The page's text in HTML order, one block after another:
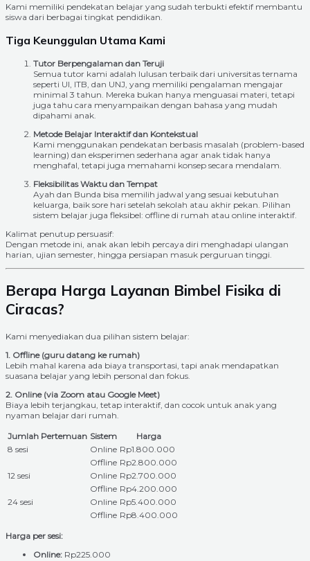
Kami memiliki pendekatan belajar yang sudah terbukti efektif membantu
siswa dari berbagai tingkat pendidikan.
Tiga Keunggulan Utama Kami
Tutor Berpengalaman dan Teruji
Semua tutor kami adalah lulusan terbaik dari universitas ternama
seperti UI, ITB, dan UNJ, yang memiliki pengalaman mengajar
minimal 3 tahun. Mereka bukan hanya menguasai materi, tetapi
juga tahu cara menyampaikan dengan bahasa yang mudah
dipahami anak.
Metode Belajar Interaktif dan Kontekstual
Kami menggunakan pendekatan berbasis masalah (problem-based
learning) dan eksperimen sederhana agar anak tidak hanya
menghafal, tetapi juga memahami konsep secara mendalam.
Fleksibilitas Waktu dan Tempat
Ayah dan Bunda bisa memilih jadwal yang sesuai kebutuhan
keluarga, baik sore hari setelah sekolah atau akhir pekan. Pilihan
sistem belajar juga fleksibel: offline di rumah atau online interaktif.
Kalimat penutup persuasif:
Dengan metode ini, anak akan lebih percaya diri menghadapi ulangan
harian, ujian semester, hingga persiapan masuk perguruan tinggi.
Berapa Harga Layanan Bimbel Fisika di
Ciracas?
Kami menyediakan dua pilihan sistem belajar:
1. Offline (guru datang ke rumah)
Lebih mahal karena ada biaya transportasi, tapi anak mendapatkan
suasana belajar yang lebih personal dan fokus.
2. Online (via Zoom atau Google Meet)
Biaya lebih terjangkau, tetap interaktif, dan cocok untuk anak yang
nyaman belajar dari rumah.
Jumlah Pertemuan Sistem
Harga
8 sesi
Online Rp1.800.000
Offline Rp2.800.000
12 sesi
Online Rp2.700.000
Offline Rp4.200.000
24 sesi
Online Rp5.400.000
Offline Rp8.400.000
Harga per sesi:
Online: Rp225.000